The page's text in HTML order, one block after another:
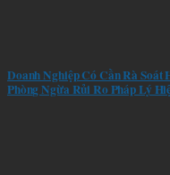
Doanh Nghiệp Có Cần Rà
Phòng Ngừa Rủi Ro Pháp Lý